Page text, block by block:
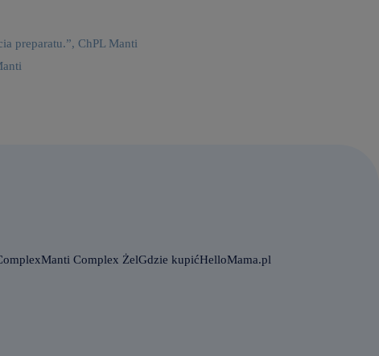
preparatu.”, ChPL Manti
Manti Complex ŻelGdzie kupićHelloMama.pl